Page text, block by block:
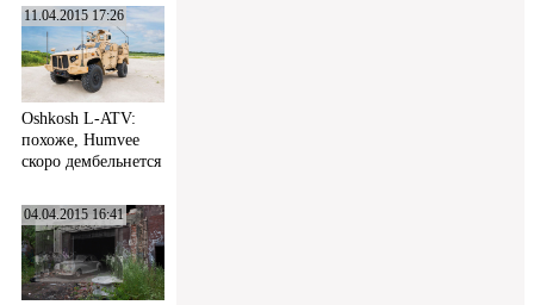
11.04.2015 17:26
Oshkosh L-ATV:
похоже, Humvee
скоро дембельнется
04.04.2015 16:41